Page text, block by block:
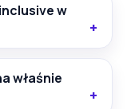
w
właśnie